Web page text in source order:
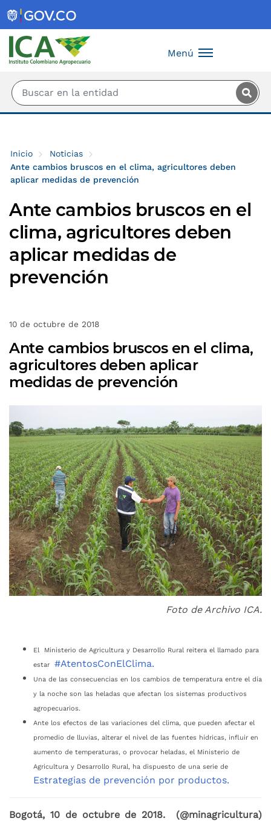
Menú
Inicio
Noticias
Ante cambios bruscos en el clima, agricultores deben
aplicar medidas de prevención
Ante cambios bruscos en el
clima, agricultores deben
aplicar medidas de
prevención
10 de octubre de 2018
Ante cambios bruscos en el clima,
agricultores deben aplicar
medidas de prevención
Foto de Archivo ICA.
El Ministerio de Agricultura y Desarrollo Rural reitera el llamado para
estar #AtentosConElClima.
Una de las consecuencias en los cambios de temperatura entre el día
y la noche son las heladas que afectan los sistemas productivos
agropecuarios.
Ante los efectos de las variaciones del clima, que pueden afectar el
promedio de lluvias, alterar el nivel de las fuentes hídricas, influir en
aumento de temperaturas, o provocar heladas, el Ministerio de
Agricultura y Desarrollo Rural, ha dispuesto de una serie de
Estrategias de prevención por productos.
Bogotá, 10 de octubre de 2018. (@minagricultura)